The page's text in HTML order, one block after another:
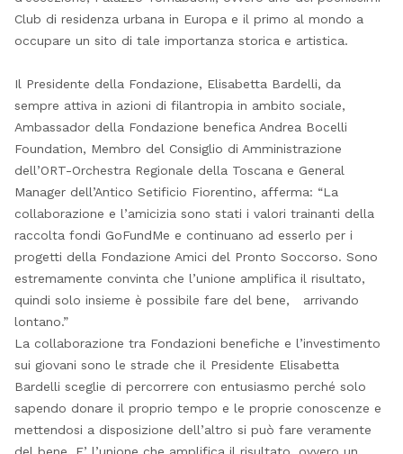
Club di residenza urbana in Europa e il primo al mondo a
occupare un sito di tale importanza storica e artistica.
Il Presidente della Fondazione, Elisabetta Bardelli, da
sempre attiva in azioni di filantropia in ambito sociale,
Ambassador della Fondazione benefica Andrea Bocelli
Foundation, Membro del Consiglio di Amministrazione
dell’ORT-Orchestra Regionale della Toscana e General
Manager dell’Antico Setificio Fiorentino, afferma: “La
collaborazione e l’amicizia sono stati i valori trainanti della
raccolta fondi GoFundMe e continuano ad esserlo per i
progetti della Fondazione Amici del Pronto Soccorso. Sono
estremamente convinta che l’unione amplifica il risultato,
quindi solo insieme è possibile fare del bene, arrivando
lontano.”
La collaborazione tra Fondazioni benefiche e l’investimento
sui giovani sono le strade che il Presidente Elisabetta
Bardelli sceglie di percorrere con entusiasmo perché solo
sapendo donare il proprio tempo e le proprie conoscenze e
mettendosi a disposizione dell’altro si può fare veramente